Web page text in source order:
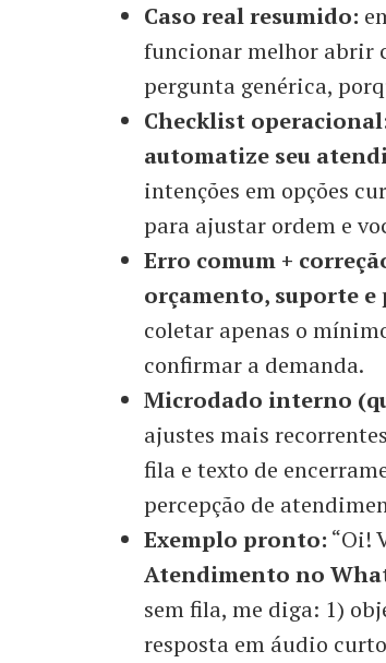
Caso real resumido:
funcionar melhor abrir
pergunta genérica,
Checklist
automatize seu
intenções em opções
para ajustar ordem e
Erro comum +
orçamento, suporte e
coletar apenas o
confirmar a demanda.
Microdado interno
ajustes mais
fila e texto de
percepção de
Exemplo pronto: “Oi!
Atendimento no
sem fila, me diga: 1)
resposta em áudio